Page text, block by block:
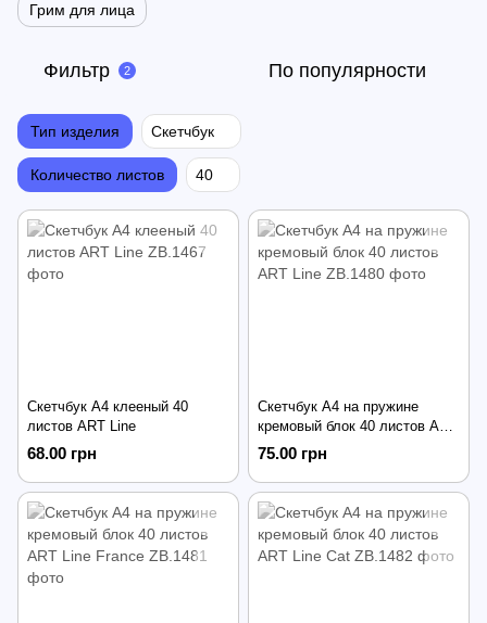
Грим для лица
Фильтр 2 По популярности
Тип изделия Скетчбук
Количество листов 40
Скетчбук А4 клееный 40
листов ART Line
68.00 грн
Скетчбук А4 на пружине
кремовый блок 40 листов ART
Line
75.00 грн